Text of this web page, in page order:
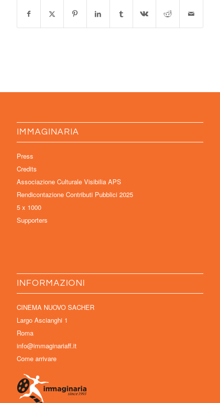
IMMAGINARIA
Press
Credits
Associazione Culturale Visibilia APS
Rendicontazione Contributi Pubblici 2025
5 x 1000
Supporters
INFORMAZIONI
CINEMA NUOVO SACHER
Largo Ascianghi 1
Roma
info@immaginariaff.it
Come arrivare